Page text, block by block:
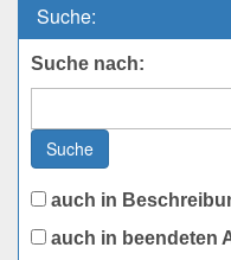
Suche:
Suche nach:
Suche
auch in
auch in beendeten